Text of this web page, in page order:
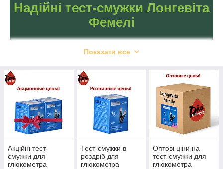
Надійні тест-смужки Лонгевіта
Фемелі
Тестові смужки від
Family чудово підходять
для всіх діабетиків.
Купити тест-смужки для
глюкометра Лонгевіта
Фемелі в Україні за
низькою ціною можна в
діамаркет!
Перейти до вибору
Показати все
Акційні тест-
смужки для
глюкометра
Тест-смужки в
роздріб для
глюкометра
Оптові ціни на
тест-смужки для
глюкометра